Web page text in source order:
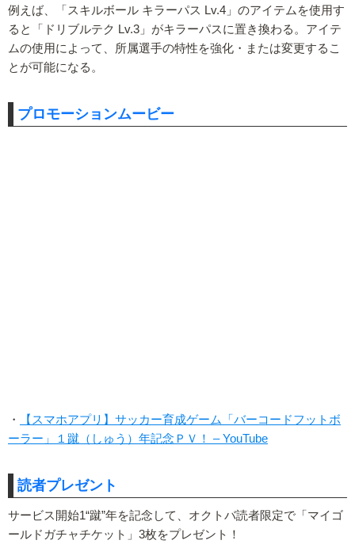
例えば、「スキルボール キラーパス Lv.4」のアイテムを使用す
ると「ドリブルテク Lv.3」がキラーパスに置き換わる。アイテ
ムの使用によって、所属選手の特性を強化・または変更するこ
とが可能になる。
プロモーションムービー
・
【スマホアプリ】サッカー育成ゲーム「バーコードフットボ
ーラー」１蹴（しゅう）年記念ＰＶ！ – YouTube
読者プレゼント
サービス開始1“蹴”年を記念して、オクトバ読者限定で「マイゴ
ールドガチャチケット」3枚をプレゼント！